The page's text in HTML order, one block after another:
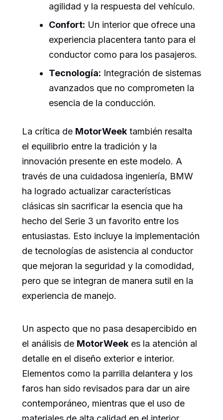
agilidad y la respuesta del vehículo.
Confort: Un interior que ofrece una
experiencia placentera tanto para el
conductor como para los pasajeros.
Tecnología: Integración de sistemas
avanzados que no comprometen la
esencia de la conducción.
La crítica de MotorWeek también resalta
el equilibrio entre la tradición y la
innovación presente en este modelo. A
través de una cuidadosa ingeniería, BMW
ha logrado actualizar características
clásicas sin sacrificar la esencia que ha
hecho del Serie 3 un favorito entre los
entusiastas. Esto incluye la implementación
de tecnologías de asistencia al conductor
que mejoran la seguridad y la comodidad,
pero que se integran de manera sutil en la
experiencia de manejo.
Un aspecto que no pasa desapercibido en
el análisis de MotorWeek es la atención al
detalle en el diseño exterior e interior.
Elementos como la parrilla delantera y los
faros han sido revisados para dar un aire
contemporáneo, mientras que el uso de